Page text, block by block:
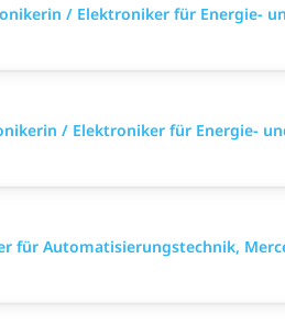
/ Elektroniker für Energie-
/ Elektroniker für Energie-
für Automatisierungstechnik,